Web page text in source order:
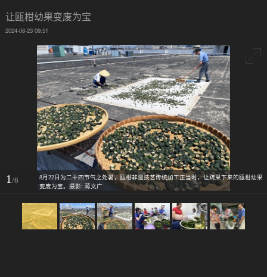
让瓯柑幼果变废为宝
2024-08-23 09:51
1/6
8月22日为二十四节气之处暑，瓯柑非遗技艺传统加工正当时，让疏果下来的瓯柑幼果
变废为宝。摄影: 蒋文广